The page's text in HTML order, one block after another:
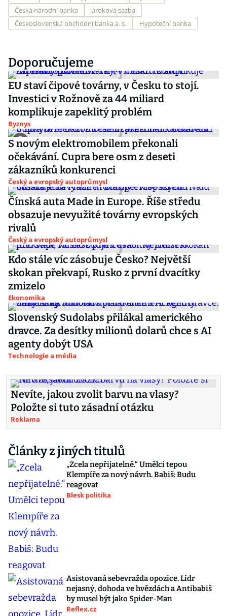
Česká národní banka
úroková sazba
Československá obchodní banka a. s.
Hypoteční banka
Doporučujeme
EU staví čipové továrny, v Česku to stojí.
Investici v Rožnově za 44 miliard
komplikuje zapeklitý problém
Byznys
S novým elektromobilem překonali
očekávání. Cupra bere osm z deseti
zákazníků konkurenci
Český a evropský autoprůmysl
Čínská auta Made in Europe. Říše středu
obsazuje nevyužité továrny evropských
rivalů
Český a evropský autoprůmysl
Kdo stále víc zásobuje Česko? Největší
skokan překvapí, Rusko z první dvacítky
zmizelo
Ekonomika
Slovenský Sudolabs přilákal amerického
dravce. Za desítky milionů dolarů chce s AI
agenty dobýt USA
Technologie a média
Nevíte, jakou zvolit barvu na vlasy?
Položte si tuto zásadní otázku
Reklama
Články z jiných titulů
„Zcela nepřijatelné.“ Umělci tepou
Klempíře za nový návrh. Babiš: Budu
reagovat
Blesk politika
Asistovaná sebevražda opozice. Lídr
nejasný, dohoda ve hvězdách a Antibabiš
by musel být jako Spider-Man
Reflex.cz